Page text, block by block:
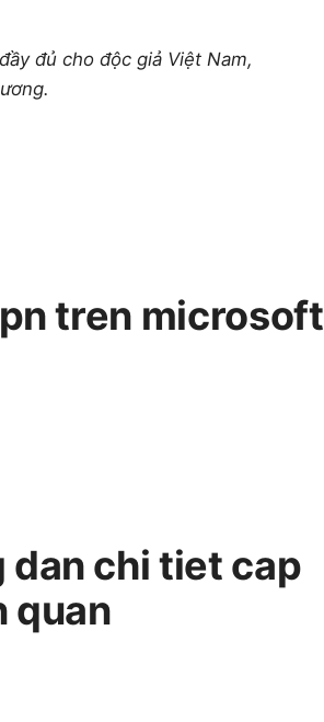
đủ cho độc giả Việt Nam,
tren microsoft
dan chi tiet cap
quan